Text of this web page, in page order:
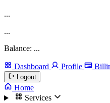
...
...
Balance: ...
Dashboard Profile
Logout
Home
Services